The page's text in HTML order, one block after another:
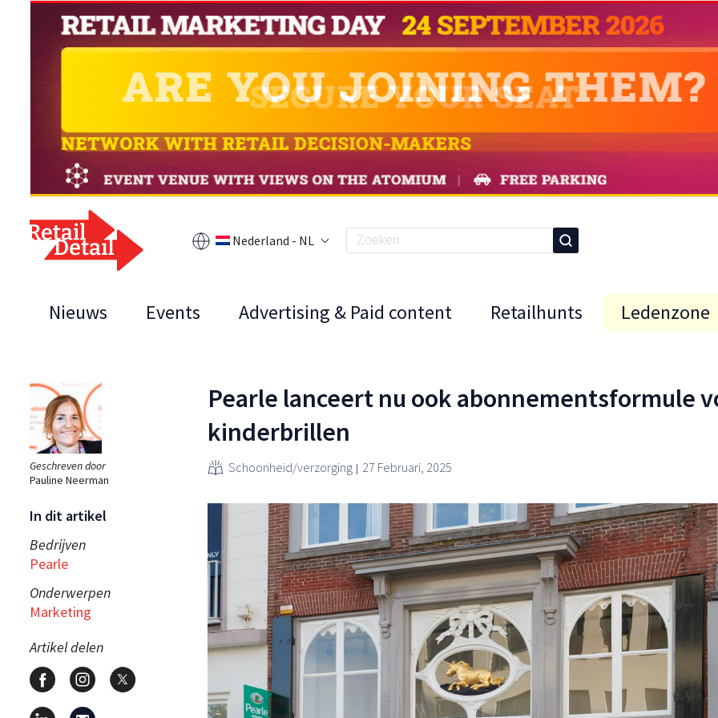
Nederland - NL
Nieuws Events Advertising & Paid content Retailhunts Ledenzone
Geschreven door
Pauline Neerman
In dit artikel
Bedrijven
Pearle
Onderwerpen
Marketing
Artikel delen
Pearle lanceert nu ook abonnementsformule
kinderbrillen
Schoonheid/verzorging 27 Februari, 2025